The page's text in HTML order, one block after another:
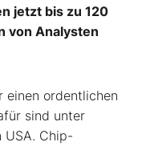
jetzt bis zu 120
von Analysten
einen ordentlichen
sind unter
USA. Chip-